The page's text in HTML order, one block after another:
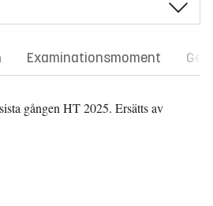
Examinationsmoment
gången HT 2025. Ersätts av